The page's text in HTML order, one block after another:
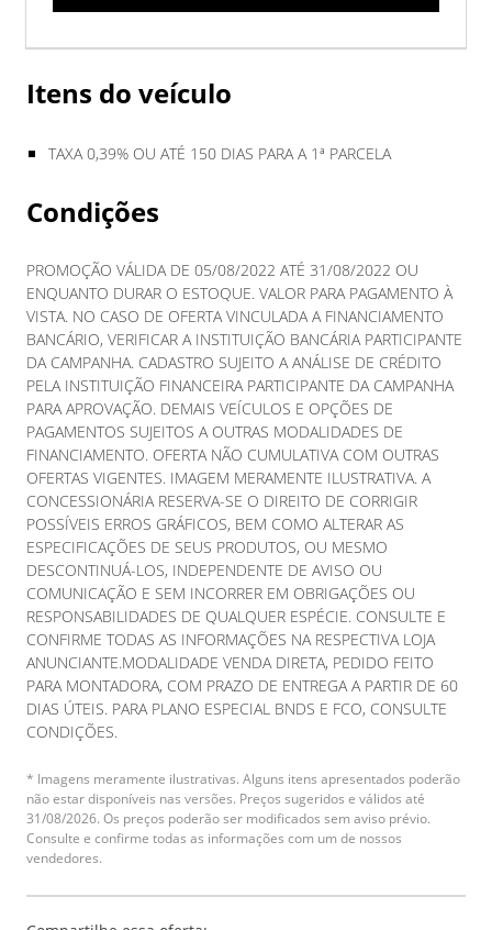
Itens do veículo
TAXA 0,39% OU ATÉ 150 DIAS PARA A 1ª PARCELA
Condições
PROMOÇÃO VÁLIDA DE 05/08/2022 ATÉ 31/08/2022 OU
ENQUANTO DURAR O ESTOQUE. VALOR PARA PAGAMENTO À
VISTA. NO CASO DE OFERTA VINCULADA A FINANCIAMENTO
BANCÁRIO, VERIFICAR A INSTITUIÇÃO BANCÁRIA PARTICIPANTE
DA CAMPANHA. CADASTRO SUJEITO A ANÁLISE DE CRÉDITO
PELA INSTITUIÇÃO FINANCEIRA PARTICIPANTE DA CAMPANHA
PARA APROVAÇÃO. DEMAIS VEÍCULOS E OPÇÕES DE
PAGAMENTOS SUJEITOS A OUTRAS MODALIDADES DE
FINANCIAMENTO. OFERTA NÃO CUMULATIVA COM OUTRAS
OFERTAS VIGENTES. IMAGEM MERAMENTE ILUSTRATIVA. A
CONCESSIONÁRIA RESERVA-SE O DIREITO DE CORRIGIR
POSSÍVEIS ERROS GRÁFICOS, BEM COMO ALTERAR AS
ESPECIFICAÇÕES DE SEUS PRODUTOS, OU MESMO
DESCONTINUÁ-LOS, INDEPENDENTE DE AVISO OU
COMUNICAÇÃO E SEM INCORRER EM OBRIGAÇÕES OU
RESPONSABILIDADES DE QUALQUER ESPÉCIE. CONSULTE E
CONFIRME TODAS AS INFORMAÇÕES NA RESPECTIVA LOJA
ANUNCIANTE.MODALIDADE VENDA DIRETA, PEDIDO FEITO
PARA MONTADORA, COM PRAZO DE ENTREGA A PARTIR DE 60
DIAS ÚTEIS. PARA PLANO ESPECIAL BNDS E FCO, CONSULTE
CONDIÇÕES.
* Imagens meramente ilustrativas. Alguns itens apresentados poderão
não estar disponíveis nas versões. Preços sugeridos e válidos até
31/08/2026. Os preços poderão ser modificados sem aviso prévio.
Consulte e confirme todas as informações com um de nossos
vendedores.